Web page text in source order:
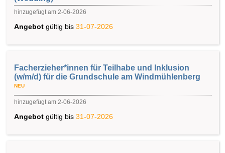
hinzugefügt am 2-06-2026
Angebot gültig bis 31-07-2026
Facherzieher*innen für Teilhabe und Inklusion
(w/m/d) für die Grundschule am Windmühlenberg
NEU
hinzugefügt am 2-06-2026
Angebot gültig bis 31-07-2026